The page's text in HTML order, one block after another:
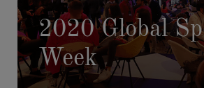
2020 Global
Week